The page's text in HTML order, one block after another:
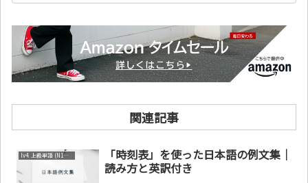
関連記事
lv4. 上級単語 (N1～N2)
「時刻表」を使った日本語の例文集｜
読み方と英訳付き